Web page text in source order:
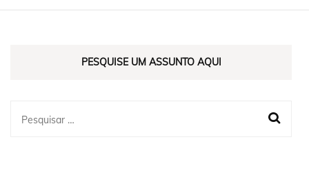
PESQUISE UM ASSUNTO AQUI